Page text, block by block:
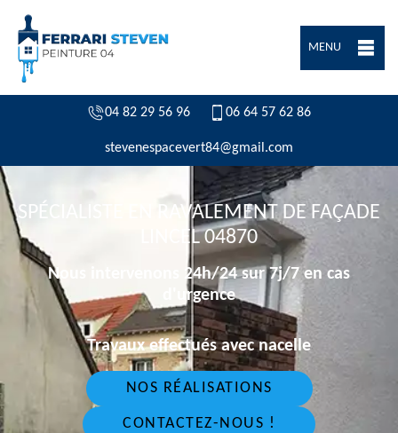
MENU
04 82 29 56 96 06 64 57 62 86
stevenespacevert84@gmail.com
SPÉCIALISTE EN RAVALEMENT DE FAÇADE
LINCEL 04870
Nous intervenons 24h/24 sur 7j/7 en cas
d'urgence
Travaux effectués avec nacelle
NOS RÉALISATIONS
CONTACTEZ-NOUS !